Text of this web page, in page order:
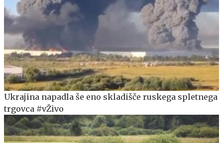
Ukrajina napadla še eno skladišče ruskega spletnega
trgovca #vŽivo